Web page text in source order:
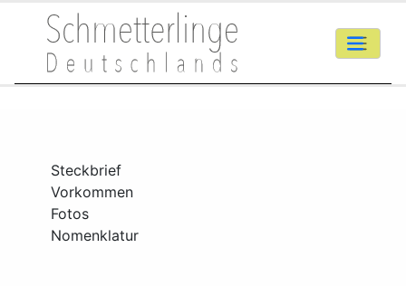
Steckbrief
Vorkommen
Fotos
Nomenklatur